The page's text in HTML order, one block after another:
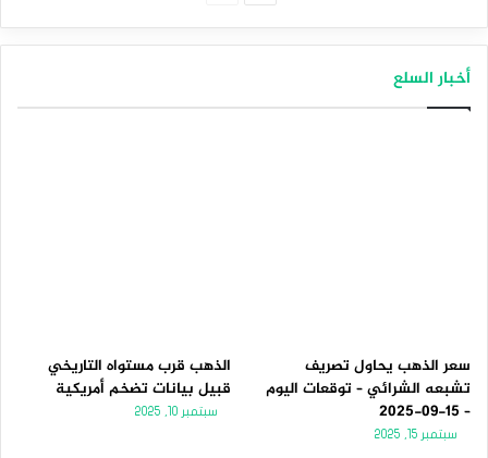
أخبار السلع
سعر الذهب يحاول تصريف
تشبعه الشرائي – توقعات اليوم
– 15-09-2025
سبتمبر 15, 2025
الذهب قرب مستواه التاريخي
قبيل بيانات تضخم أمريكية
سبتمبر 10, 2025